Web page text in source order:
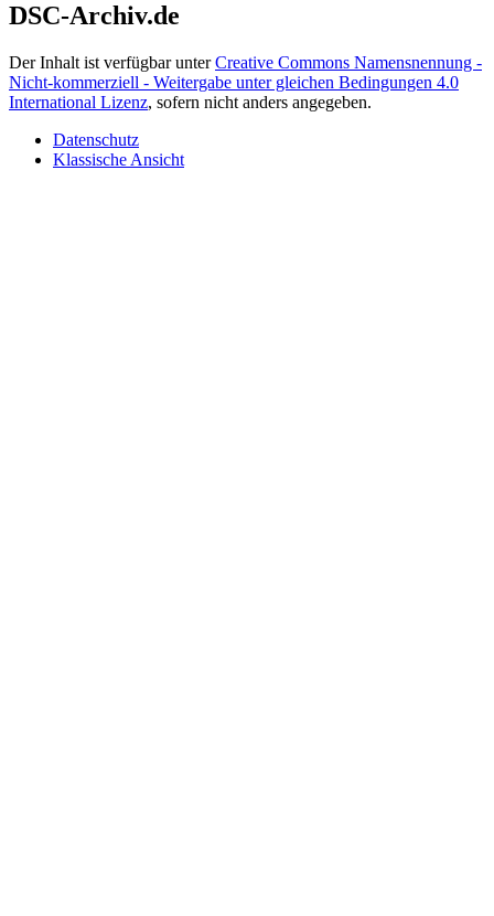
DSC-Archiv.de
Der Inhalt ist verfügbar unterCreative Commons Namensnennung -
Nicht-kommerziell - Weitergabe unter gleichen Bedingungen 4.0
International Lizenz, sofern nicht anders angegeben.
Datenschutz
Klassische Ansicht